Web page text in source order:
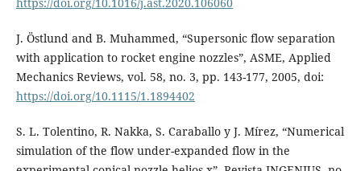
J. Östlund and B. Muhammed, “Supersonic flow separation
with application to rocket engine nozzles”, ASME, Applied
Mechanics Reviews, vol. 58, no. 3, pp. 143-177, 2005, doi:
https://doi.org/10.1115/1.1894402
S. L. Tolentino, R. Nakka, S. Caraballo y J. Mírez, “Numerical
simulation of the flow under-expanded flow in the